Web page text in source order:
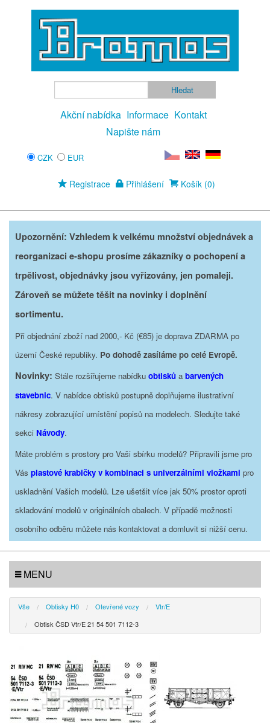
Akční nabídka Informace Kontakt
Napište nám
CZK EUR
Registrace Přihlášení Košík (0)
Upozornění: Vzhledem k velkému množství objednávek a
reorganizaci e-shopu prosíme zákazníky o pochopení a
trpělivost, objednávky jsou vyřizovány, jen pomaleji.
Zároveň se můžete těšit na novinky i doplnění
sortimentu.
Při objednání zboží nad 2000,- Kč (€85) je doprava ZDARMA po
území České republiky. Po dohodě zasíláme po celé Evropě.
Novinky: Stále rozšiřujeme nabídku obtisků a barvených
stavebnic. V nabídce obtisků postupně doplňujeme ilustrativní
nákresy zobrazující umístění popisů na modelech. Sledujte také
sekci Návody.
Máte problém s prostory pro Vaši sbírku modelů? Připravili jsme pro
Vás plastové krabičky v kombinaci s univerzálními vložkami pro
uskladnění Vašich modelů. Lze ušetšit více jak 50% prostor oproti
skladování modelů v originálních obalech. V případě možnosti
osobního odběru můžete nás kontaktovat a domluvit si nižší cenu.
MENU
Vše Obtisky H0 Otevřené vozy
Vtr/E
Obtisk ČSD Vtr/E 21 54 501 7112-3